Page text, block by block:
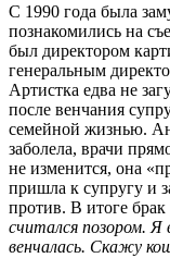
С 1990 года была
познакомились на
был директором
генеральным
Артистка едва не
после венчания
семейной жизнью.
заболела, врачи
не изменится, она
пришла к супругу и
против. В итоге брак
считался позором. Я
венчалась. Скажу